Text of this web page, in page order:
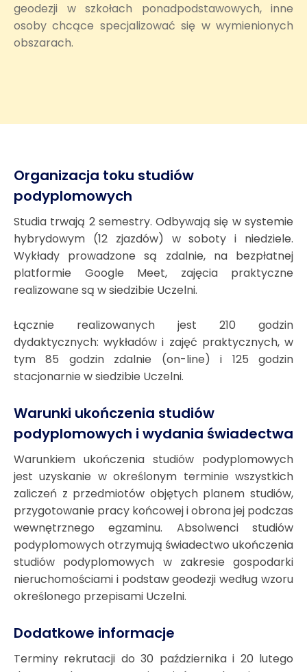
geodezji w szkołach ponadpodstawowych, inne
osoby chcące specjalizować się w wymienionych
obszarach.
Organizacja toku studiów
podyplomowych
Studia trwają 2 semestry. Odbywają się w systemie
hybrydowym (12 zjazdów) w soboty i niedziele.
Wykłady prowadzone są zdalnie, na bezpłatnej
platformie Google Meet, zajęcia praktyczne
realizowane są w siedzibie Uczelni.
Łącznie realizowanych jest 210 godzin
dydaktycznych: wykładów i zajęć praktycznych, w
tym 85 godzin zdalnie (on-line) i 125 godzin
stacjonarnie w siedzibie Uczelni.
Warunki ukończenia studiów
podyplomowych i wydania świadectwa
Warunkiem ukończenia studiów podyplomowych
jest uzyskanie w określonym terminie wszystkich
zaliczeń z przedmiotów objętych planem studiów,
przygotowanie pracy końcowej i obrona jej podczas
wewnętrznego egzaminu. Absolwenci studiów
podyplomowych otrzymują świadectwo ukończenia
studiów podyplomowych w zakresie gospodarki
nieruchomościami i podstaw geodezji według wzoru
określonego przepisami Uczelni.
Dodatkowe informacje
Terminy rekrutacji do 30 października i 20 lutego